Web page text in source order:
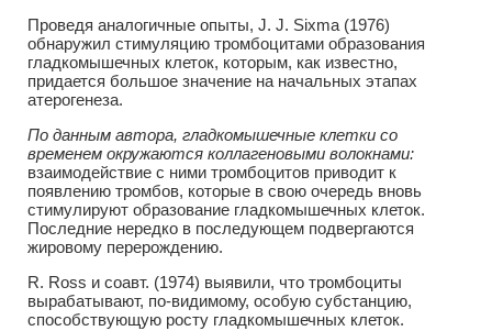
Проведя аналогичные опыты, J. J. Sixma (1976)
обнаружил стимуляцию тромбоцитами образования
гладкомышечных клеток, которым, как известно,
придается большое значение на начальных этапах
атерогенеза.
По данным автора, гладкомышечные клетки со
временем окружаются коллагеновыми волокнами:
взаимодействие с ними тромбоцитов приводит к
появлению тромбов, которые в свою очередь вновь
стимулируют образование гладкомышечных клеток.
Последние нередко в последующем подвергаются
жировому перерождению.
R. Ross и соавт. (1974) выявили, что тромбоциты
вырабатывают, по-видимому, особую субстанцию,
способствующую росту гладкомышечных клеток.